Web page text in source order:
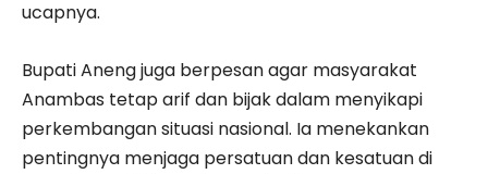
ucapnya.
Bupati Aneng juga berpesan agar masyarakat
Anambas tetap arif dan bijak dalam menyikapi
perkembangan situasi nasional. Ia menekankan
pentingnya menjaga persatuan dan kesatuan di